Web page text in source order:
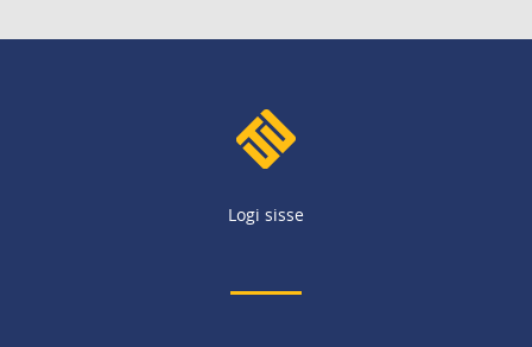
Logi sisse